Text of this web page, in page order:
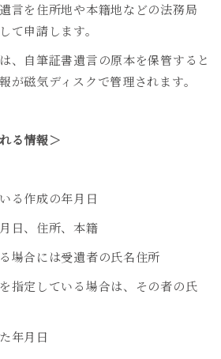
言を住所地や本籍地などの法務局
て申請します。
、自筆証書遺言の原本を保管すると
が磁気ディスクで管理されます。
る情報＞
る作成の年月日
日、住所、本籍
場合には受遺者の氏名住所
指定している場合は、その者の氏
年月日